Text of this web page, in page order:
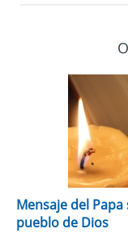
Mensaje del
pueblo de Dios